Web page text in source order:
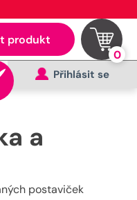
produkt
0
Přihlásit se
a
postaviček